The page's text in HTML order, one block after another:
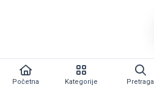
Početna Kategorije Pretraga